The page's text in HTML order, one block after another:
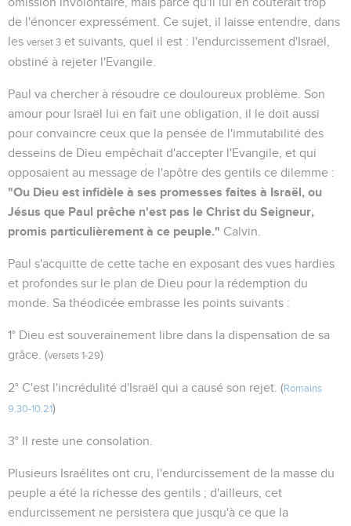
de l'énoncer expressément. Ce sujet, il laisse entendre, dans
les verset 3 et suivants, quel il est : l'endurcissement d'Israël,
obstiné à rejeter l'Evangile.
Paul va chercher à résoudre ce douloureux problème. Son
amour pour Israël lui en fait une obligation, il le doit aussi
pour convaincre ceux que la pensée de l'immutabilité des
desseins de Dieu empêchait d'accepter l'Evangile, et qui
opposaient au message de l'apôtre des gentils ce dilemme :
"Ou Dieu est infidèle à ses promesses faites à Israël, ou
Jésus que Paul prêche n'est pas le Christ du Seigneur,
promis particulièrement à ce peuple." Calvin.
Paul s'acquitte de cette tache en exposant des vues hardies
et profondes sur le plan de Dieu pour la rédemption du
monde. Sa théodicée embrasse les points suivants :
1° Dieu est souverainement libre dans la dispensation de sa
grâce. (versets 1-29)
2° C'est l'incrédulité d'Israël qui a causé son rejet. (Romains
9.30-10.21)
3° Il reste une consolation.
Plusieurs Israélites ont cru, l'endurcissement de la masse du
peuple a été la richesse des gentils ; d'ailleurs, cet
endurcissement ne persistera que jusqu'à ce que la